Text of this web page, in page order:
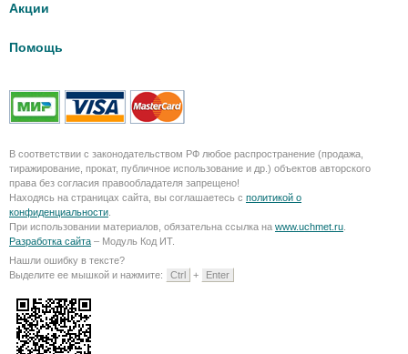
Акции
Помощь
В соответствии с законодательством РФ любое распространение (продажа,
тиражирование, прокат, публичное использование и др.) объектов авторского
права без согласия правообладателя запрещено!
Находясь на страницах сайта, вы соглашаетесь с политикой о
конфиденциальности
При использовании материалов, обязательна ссылка на www.uchmet.ru
Разработка сайта – Модуль Код ИТ.
Нашли ошибку в тексте?
Выделите ее мышкой и нажмите:
Ctrl + Enter